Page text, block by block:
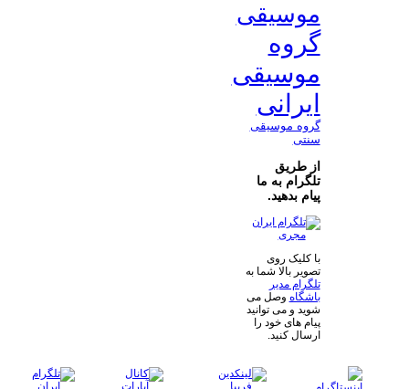
موسیقی
گروه
موسیقی
ایرانی
گروه موسیقی
سنتی
از طریق
تلگرام به ما
پیام بدهید.
با کلیک روی
تصویر بالا شما به
تلگرام مدیر
باشگاه وصل می
شوید و می توانید
پیام های خود را
ارسال کنید.